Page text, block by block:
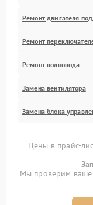
Ремонт двигателя
Ремонт
Ремонт волновода
Замена вентилятора
Замена блока
Цены в прайс-
Мы проверим ваше